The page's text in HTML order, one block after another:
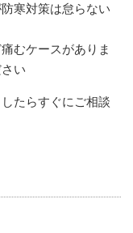
寒対策は怠らない
むケースがありま
い
たらすぐにご相談